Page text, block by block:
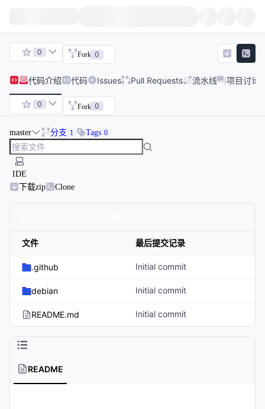
0 Fork 0
代码介绍 代码 Issues Pull Requests 流水线 项目讨论
0 Fork 0
master 分支 1 Tags 0
IDE
下载zip
Clone
文件 最后提交记录
.github Initial commit
debian Initial commit
README.md Initial commit
README